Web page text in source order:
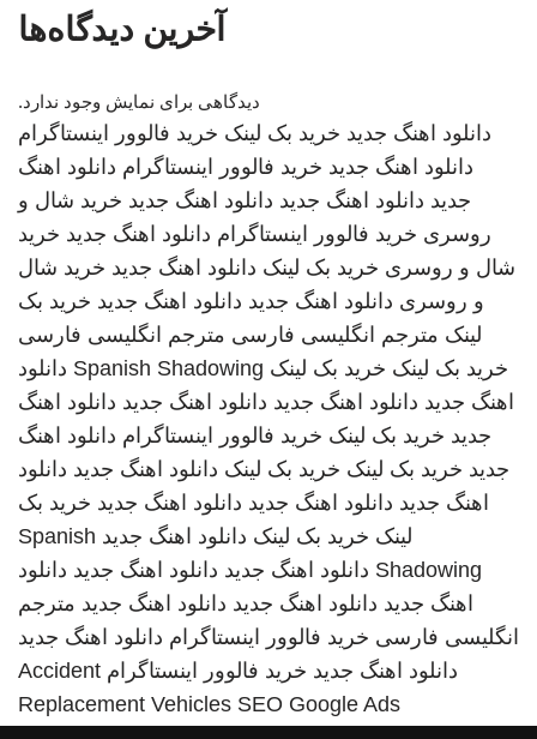
آخرین دیدگاه‌ها
دیدگاهی برای نمایش وجود ندارد.
دانلود اهنگ جدید خرید بک لینک خرید فالوور اینستاگرام
دانلود اهنگ جدید خرید فالوور اینستاگرام دانلود اهنگ
جدید دانلود اهنگ جدید دانلود اهنگ جدید خرید شال و
روسری خرید فالوور اینستاگرام دانلود اهنگ جدید خرید
شال و روسری خرید بک لینک دانلود اهنگ جدید خرید شال
و روسری دانلود اهنگ جدید دانلود اهنگ جدید خرید بک
لینک مترجم انگلیسی فارسی مترجم انگلیسی فارسی
خرید بک لینک خرید بک لینک Spanish Shadowing دانلود
اهنگ جدید دانلود اهنگ جدید دانلود اهنگ جدید دانلود اهنگ
جدید خرید بک لینک خرید فالوور اینستاگرام دانلود اهنگ
جدید خرید بک لینک خرید بک لینک دانلود اهنگ جدید دانلود
اهنگ جدید دانلود اهنگ جدید دانلود اهنگ جدید خرید بک
لینک خرید بک لینک دانلود اهنگ جدید Spanish
Shadowing دانلود اهنگ جدید دانلود اهنگ جدید دانلود
اهنگ جدید دانلود اهنگ جدید دانلود اهنگ جدید مترجم
انگلیسی فارسی خرید فالوور اینستاگرام دانلود اهنگ جدید
دانلود اهنگ جدید خرید فالوور اینستاگرام Accident
Replacement Vehicles SEO Google Ads